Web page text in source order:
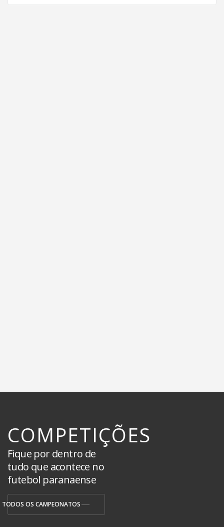
COMPETIÇÕES
Fique por dentro de
tudo que acontece no
futebol paranaense
TODOS OS CAMPEONATOS